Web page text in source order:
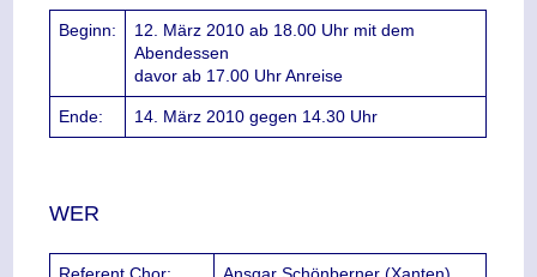
Beginn:
12. März 2010 ab 18.00 Uhr mit dem
Abendessen
davor ab 17.00 Uhr Anreise
Ende: 14. März 2010 gegen 14.30 Uhr
WER
Referent Chor: Ansgar Schönberner (Xanten)